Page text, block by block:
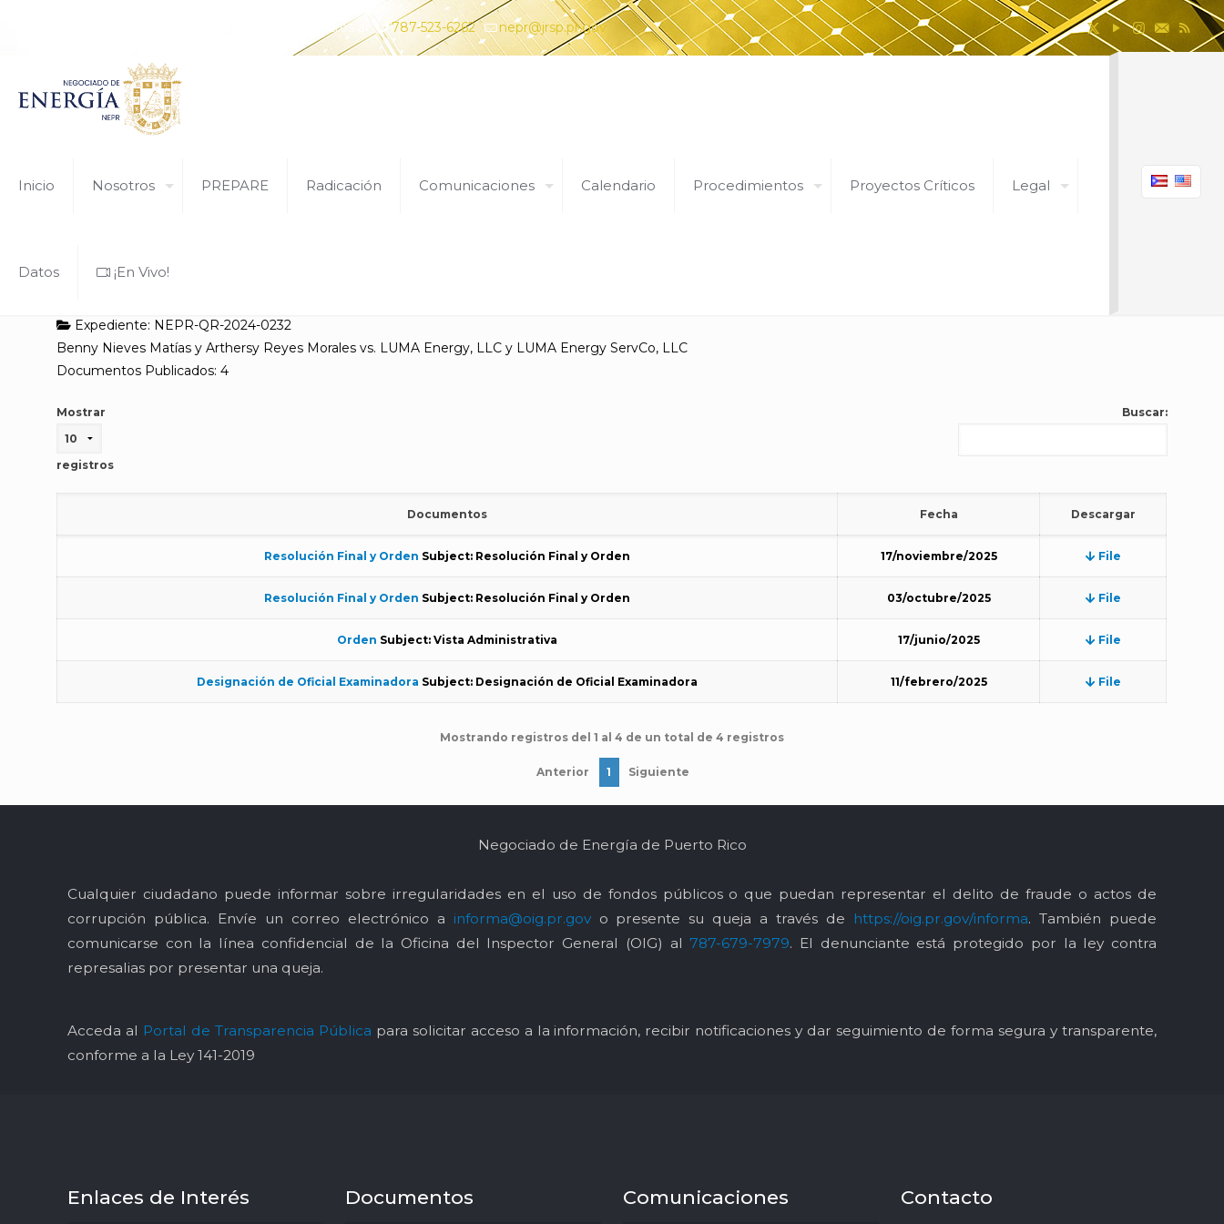
¿Tiene alguna pregunta? Comunícate con nosotros al 787-523-6262 nepr@jrsp.pr.gov
Inicio Nosotros PREPARE Radicación Comunicaciones Calendario Procedimientos Proyectos Críticos Legal
Datos ¡En Vivo!
Expediente: NEPR-QR-2024-0232
Benny Nieves Matías y Arthersy Reyes Morales vs. LUMA Energy, LLC y LUMA Energy ServCo, LLC
Documentos Publicados: 4
Mostrar
registros
Buscar:
Documentos Fecha Descargar
Resolución Final y Orden Subject: Resolución Final y Orden 17/noviembre/2025 File
Resolución Final y Orden Subject: Resolución Final y Orden 03/octubre/2025 File
Orden Subject: Vista Administrativa 17/junio/2025 File
Designación de Oficial Examinadora Subject: Designación de Oficial Examinadora 11/febrero/2025 File
Mostrando registros del 1 al 4 de un total de 4 registros
Anterior 1 Siguiente
Negociado de Energía de Puerto Rico
Cualquier ciudadano puede informar sobre irregularidades en el uso de fondos públicos o que puedan representar el delito de fraude o actos de
corrupción pública. Envíe un correo electrónico a informa@oig.pr.govo presente su queja a través de https://oig.pr.gov/informa. También puede
comunicarse con la línea confidencial de la Oficina del Inspector General (OIG) al 787-679-7979. El denunciante está protegido por la ley contra
represalias por presentar una queja.
Acceda al Portal de Transparencia Pública para solicitar acceso a la información, recibir notificaciones y dar seguimiento de forma segura y transparente,
conforme a la Ley 141-2019
Enlaces de Interés Documentos Comunicaciones Contacto